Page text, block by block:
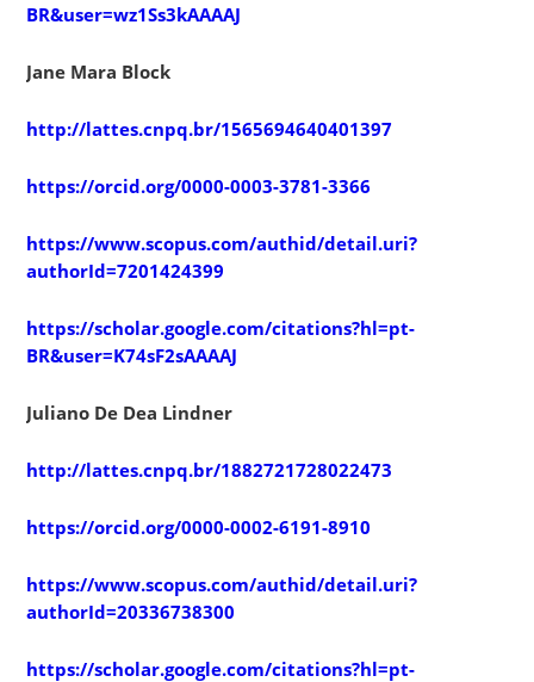
BR&user=wz1Ss3kAAAAJ
Jane Mara Block
http://lattes.cnpq.br/1565694640401397
https://orcid.org/0000-0003-3781-3366
https://www.scopus.com/authid/detail.uri?
authorId=7201424399
https://scholar.google.com/citations?hl=pt-
BR&user=K74sF2sAAAAJ
Juliano De Dea Lindner
http://lattes.cnpq.br/1882721728022473
https://orcid.org/0000-0002-6191-8910
https://www.scopus.com/authid/detail.uri?
authorId=20336738300
https://scholar.google.com/citations?hl=pt-